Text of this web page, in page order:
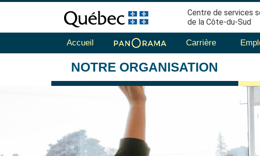
Centre de services
de la Côte-du-Sud
Accueil Carrière
NOTRE ORGANISATION